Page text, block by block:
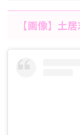
【画像】土